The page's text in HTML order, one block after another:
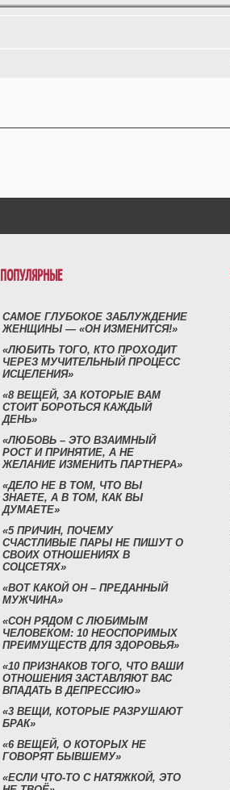
ПОПУЛЯРНЫЕ
САМОЕ ГЛУБОКОЕ ЗАБЛУЖДЕНИЕ
ЖЕНЩИНЫ — «ОН ИЗМЕНИТСЯ!»
«ЛЮБИТЬ ТОГО, КТО ПРОХОДИТ
ЧЕРЕЗ МУЧИТЕЛЬНЫЙ ПРОЦЕСС
ИСЦЕЛЕНИЯ»
«8 ВЕЩЕЙ, ЗА КОТОРЫЕ ВАМ
СТОИТ БОРОТЬСЯ КАЖДЫЙ
ДЕНЬ»
«ЛЮБОВЬ – ЭТО ВЗАИМНЫЙ
РОСТ И ПРИНЯТИЕ, А НЕ
ЖЕЛАНИЕ ИЗМЕНИТЬ ПАРТНЕРА»
«ДЕЛО НЕ В ТОМ, ЧТО ВЫ
ЗНАЕТЕ, А В ТОМ, КАК ВЫ
ДУМАЕТЕ»
«5 ПРИЧИН, ПОЧЕМУ
СЧАСТЛИВЫЕ ПАРЫ НЕ ПИШУТ О
СВОИХ ОТНОШЕНИЯХ В
СОЦСЕТЯХ»
«ВОТ КАКОЙ ОН – ПРЕДАННЫЙ
МУЖЧИНА»
«СОН РЯДОМ С ЛЮБИМЫМ
ЧЕЛОВЕКОМ: 10 НЕОСПОРИМЫХ
ПРЕИМУЩЕСТВ ДЛЯ ЗДОРОВЬЯ»
«10 ПРИЗНАКОВ ТОГО, ЧТО ВАШИ
ОТНОШЕНИЯ ЗАСТАВЛЯЮТ ВАС
ВПАДАТЬ В ДЕПРЕССИЮ»
«3 ВЕЩИ, КОТОРЫЕ РАЗРУШАЮТ
БРАК»
«6 ВЕЩЕЙ, О КОТОРЫХ НЕ
ГОВОРЯТ БЫВШЕМУ»
«ЕСЛИ ЧТО-ТО С НАТЯЖКОЙ, ЭТО